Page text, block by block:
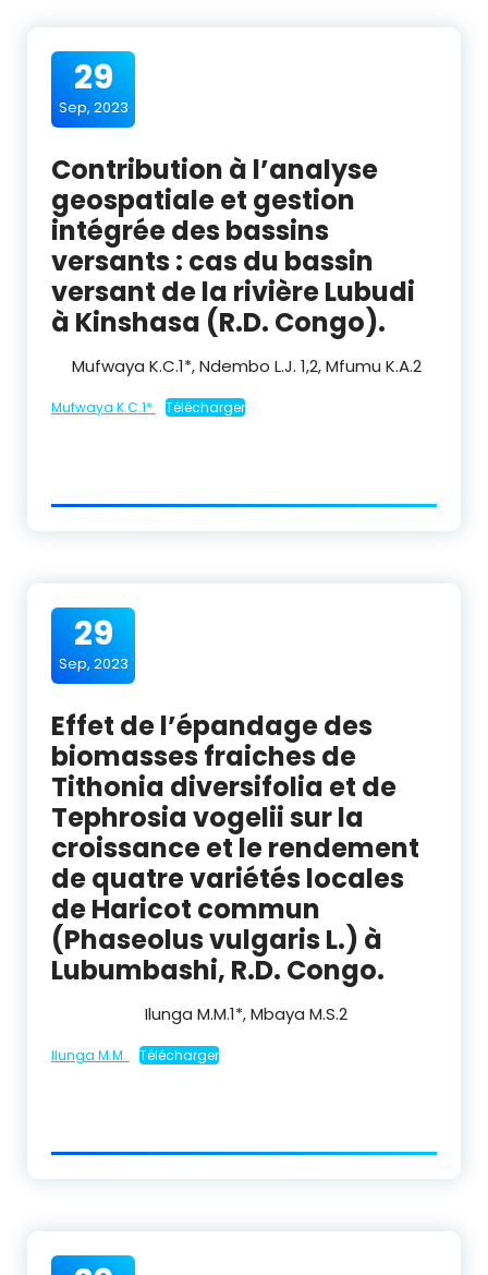
29
Sep, 2023
Contribution à l’analyse
geospatiale et gestion
intégrée des bassins
versants : cas du bassin
versant de la rivière Lubudi
à Kinshasa (R.D. Congo).
Mufwaya K.C.1*, Ndembo L.J. 1,2, Mfumu K.A.2
Mufwaya K.C.1* Télécharger
29
Sep, 2023
Effet de l’épandage des
biomasses fraiches de
Tithonia diversifolia et de
Tephrosia vogelii sur la
croissance et le rendement
de quatre variétés locales
de Haricot commun
(Phaseolus vulgaris L.) à
Lubumbashi, R.D. Congo.
Ilunga M.M.1*, Mbaya M.S.2
Ilunga M.M. Télécharger